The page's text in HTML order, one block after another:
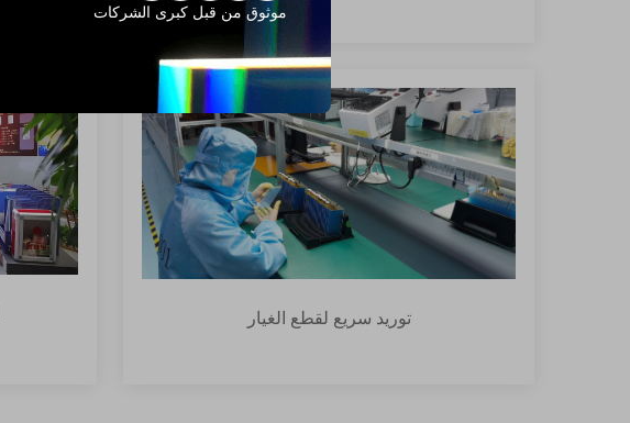
توريد سريع لقطع الغيار
موثوق من قبل كبرى الشركات